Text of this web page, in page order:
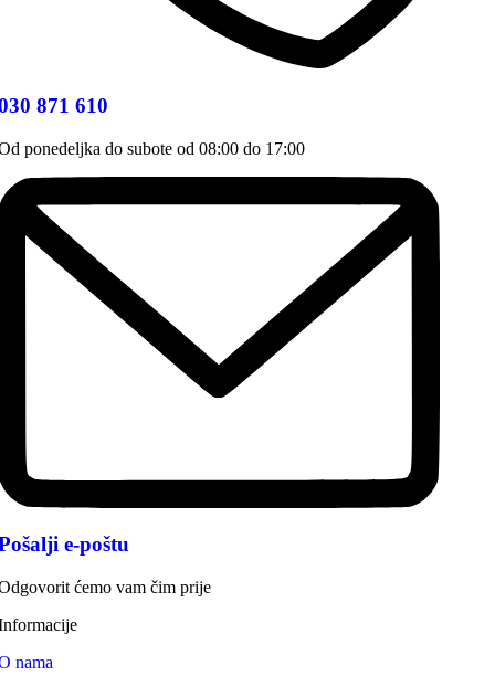
871 610
ponedeljka do subote od 08:00 do 17:00
e-poštu
ćemo vam čim prije
nama